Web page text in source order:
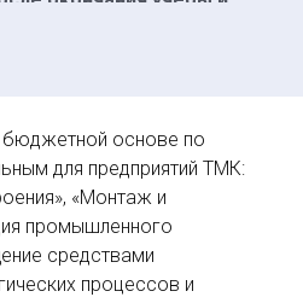
их в наши бизнес-
очередь, получают
в учебе. Это еще
обеспечить успех
уровне».
бюджетной основе по
для предприятий ТМК:
«Монтаж и
промышленного
средствами
процессов и